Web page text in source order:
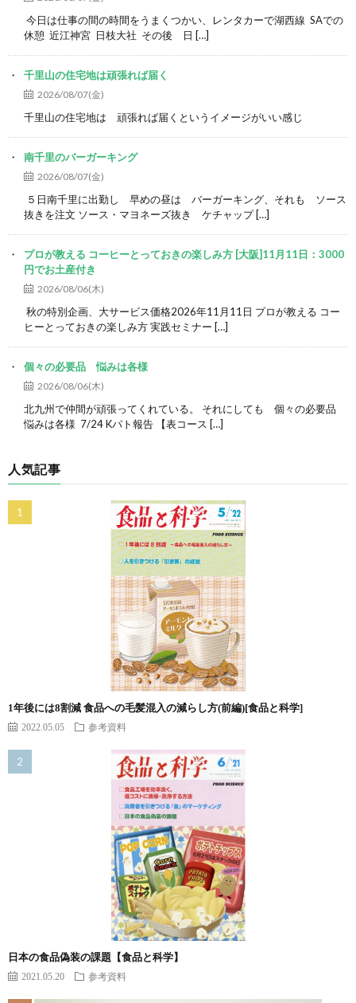
今日は仕事の間の時間をうまくつかい、レンタカーで湖西線 SAでの
休憩 近江神宮 日枝大社 その後 日 […]
千里山の住宅地は頑張れば届く
2026/08/07(金)
千里山の住宅地は 頑張れば届くというイメージがいい感じ
南千里のバーガーキング
2026/08/07(金)
５日南千里に出勤し 早めの昼は バーガーキング、それも ソース
抜きを注文 ソース・マヨネーズ抜き ケチャップ […]
プロが教える コーヒーとっておきの楽しみ方 [大阪]11月11日：3000
円でお土産付き
2026/08/06(木)
秋の特別企画、大サービス価格2026年11月11日 プロが教える コー
ヒーとっておきの楽しみ方 実践セミナー […]
個々の必要品 悩みは各様
2026/08/06(木)
北九州で仲間が頑張ってくれている。 それにしても 個々の必要品
悩みは各様 7/24 Kパト報告 【表コース […]
人気記事
1年後には8割減 食品への毛髪混入の減らし方(前編)[食品と科学]
2022.05.05 参考資料
日本の食品偽装の課題【食品と科学】
2021.05.20 参考資料